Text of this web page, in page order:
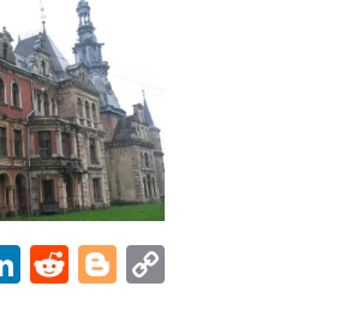
Li R
Bl